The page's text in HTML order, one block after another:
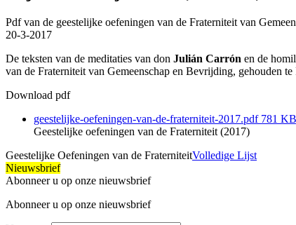
Pdf van de geestelijke oefeningen van de Fraterniteit van
20-3-2017
De teksten van de meditaties van don Julián Carrón en de
van de Fraterniteit van Gemeenschap en Bevrijding, gehouden
Download pdf
geestelijke-oefeningen-van-de-fraterniteit-2017.pdf 781
Geestelijke oefeningen van de Fraterniteit (2017)
Geestelijke Oefeningen van de FraterniteitVolledige Lijst
Nieuwsbrief
Abonneer u op onze nieuwsbrief
Abonneer u op onze nieuwsbrief